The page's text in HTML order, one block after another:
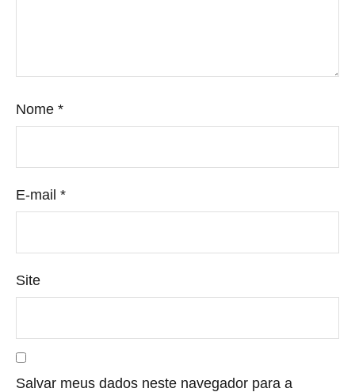
Nome *
E-mail *
Site
Salvar meus dados neste navegador para a